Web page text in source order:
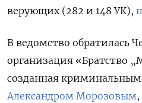
верующих (282 и 148 УК),
В ведомство обратилась
организация «Братство
созданная
Александром Морозовым